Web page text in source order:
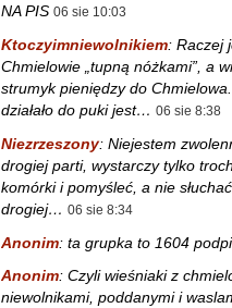
NA PIS 06 sie 10:03
Ktoczyimniewolnikiem: Raczej
Chmielowie „tupną nóżkami”, a
strumyk pieniędzy do
działało do puki jest… 06 sie 8:38
Niezrzeszony: Niejestem
drogiej parti, wystarczy tylko
komórki i pomyśleć, a nie
drogiej… 06 sie 8:34
Anonim: ta grupka to 1604
Anonim: Czyli wieśniaki z
niewolnikami, poddanymi i